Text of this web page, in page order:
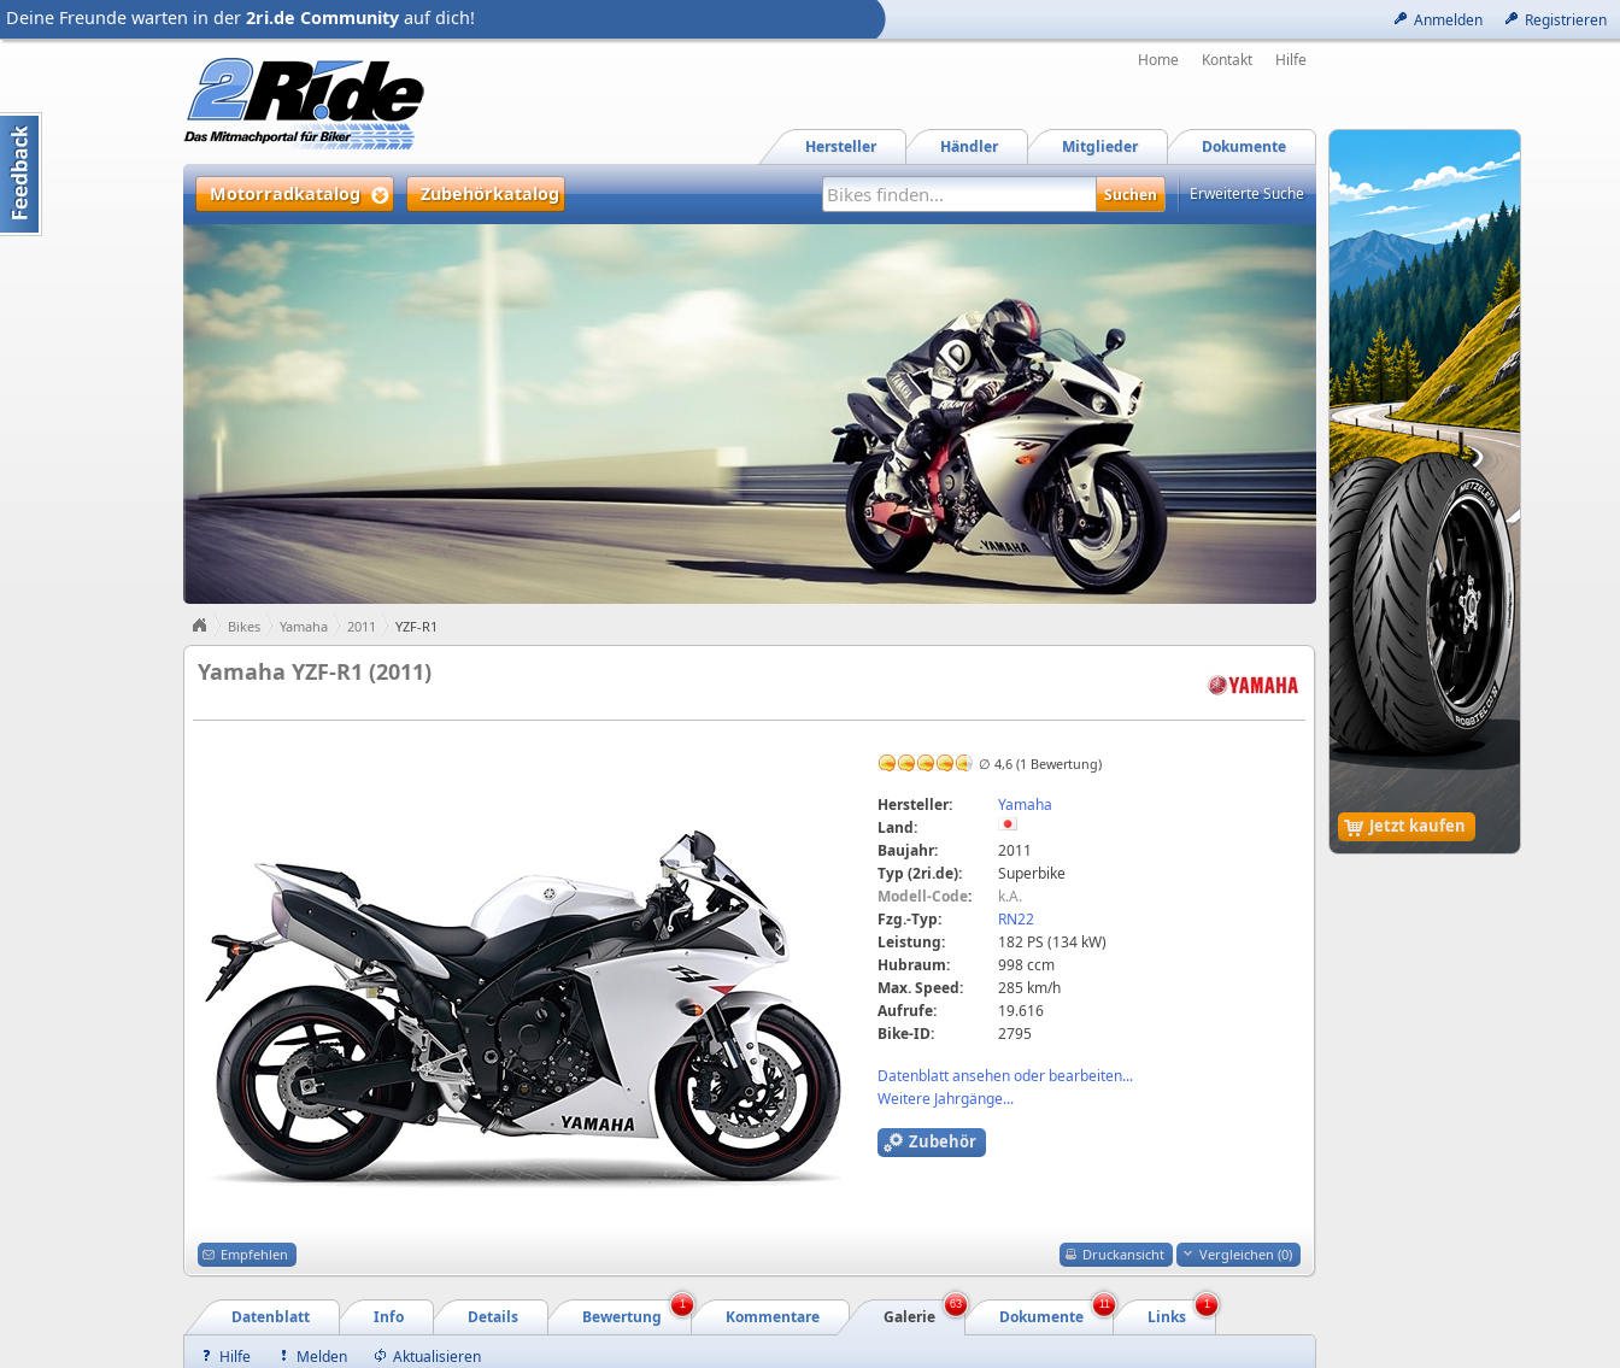
Anmelden Registrieren
Deine Freunde warten in der 2ri.de Community auf dich!
Jetzt kaufen
Home Kontakt Hilfe
Dokumente
Mitglieder
Händler
Hersteller
Motorradkatalog Zubehörkatalog Erweiterte Suche
Bikes Yamaha 2011 YZF-R1
Yamaha YZF-R1 (2011)
∅ 4,6 (1 Bewertung)
Hersteller:
Yamaha
Land:
Baujahr:
2011
Typ (2ri.de):
Superbike
Modell-Code:
k.A.
Fzg.-Typ:
RN22
Leistung:
182 PS (134 kW)
Hubraum:
998 ccm
Max. Speed:
285 km/h
Aufrufe:
19.616
Bike-ID:
2795
Datenblatt ansehen oder bearbeiten...
Weitere Jahrgänge...
Zubehör
Druckansicht Vergleichen (0)
Empfehlen
Links
Dokumente
Galerie
Kommentare
Bewertung
Details
Info
Datenblatt
1 63 11 1
Hilfe Melden Aktualisieren